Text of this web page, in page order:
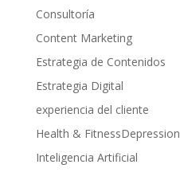
Consultoría
Content Marketing
Estrategia de Contenidos
Estrategia Digital
experiencia del cliente
Health & FitnessDepression
Inteligencia Artificial